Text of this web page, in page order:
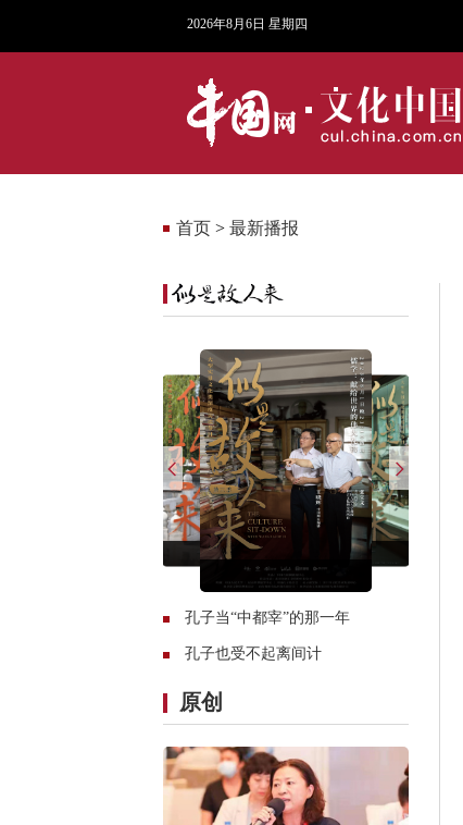
2026年8月6日 星期四
首页 > 最新播报
孔子当“中都宰”的那一年
孔子也受不起离间计
原创